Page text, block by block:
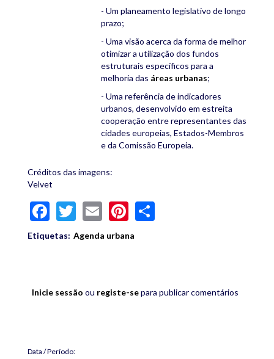
- Um planeamento legislativo de longo
prazo;
- Uma visão acerca da forma de melhor
otimizar a utilização dos fundos
estruturais específicos para a
melhoria das áreas urbanas;
- Uma referência de indicadores
urbanos, desenvolvido em estreita
cooperação entre representantes das
cidades europeias, Estados-Membros
e da Comissão Europeia.
Créditos das imagens:
Velvet
Facebook
Twitter
EmailPinterest
Etiquetas: Agenda urbana
Inicie sessão ou registe-separa publicar comentários
Data / Período: